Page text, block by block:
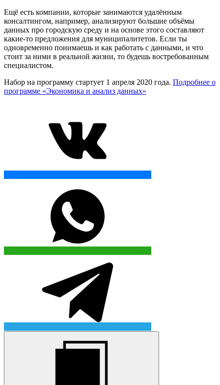
Ещё есть компании, которые занимаются удалённым
консалтингом, например, анализируют большие объёмы
данных про городскую среду и на основе этого составляют
какие-то предложения для муниципалитетов. Если ты
одновременно понимаешь и как работать с данными, и что
стоит за ними в реальной жизни, то будешь востребованным
специалистом.
Набор на программу стартует 1 апреля 2020 года. Подробнее о
программе «Экономика и анализ данных»